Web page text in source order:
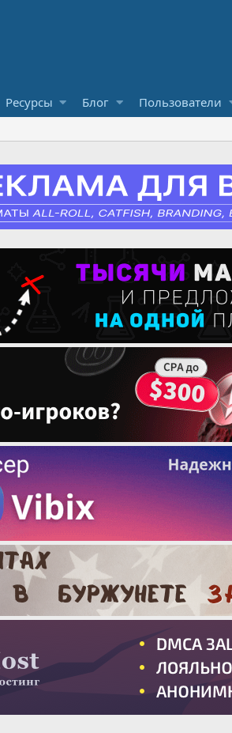
Ресурсы Блог Пользователи